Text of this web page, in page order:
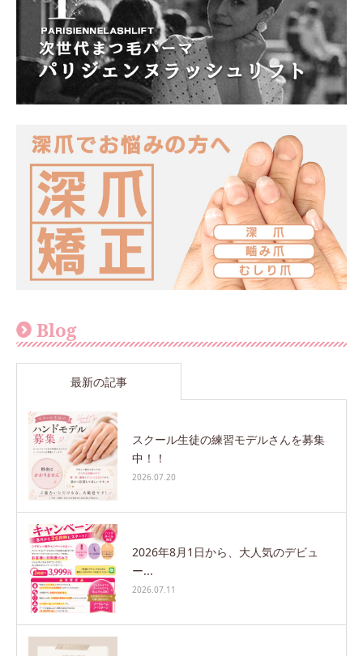
Blog
最新の記事
スクール生徒の練習モデルさんを募集
中！！
2026.07.20
2026年8月1日から、大人気のデビュ
ー...
2026.07.11